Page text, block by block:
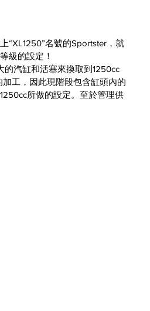
“XL1250”名號的Sportster，就
級的設定！
的汽缸和活塞來換取到1250cc
加工，因此現階段包含缸頭內的
所做的設定。至於管理供